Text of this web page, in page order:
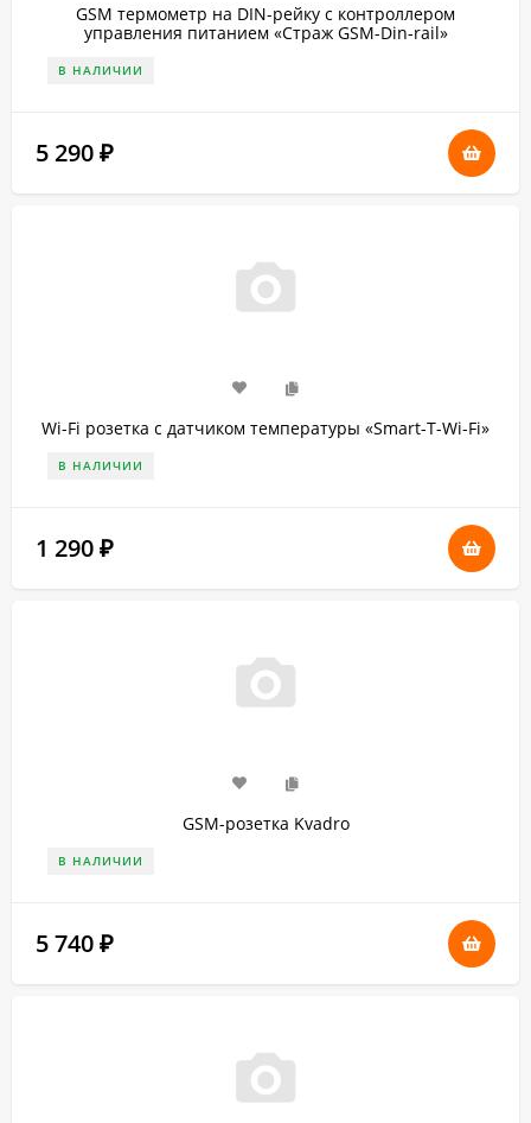
GSM термометр на DIN-рейку с контроллером
управления питанием «Страж GSM-Din-rail»
В НАЛИЧИИ
5 290 ₽
Wi-Fi розетка с датчиком температуры «Smart-T-Wi-Fi»
В НАЛИЧИИ
1 290 ₽
GSM-розетка Kvadro
В НАЛИЧИИ
5 740 ₽